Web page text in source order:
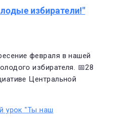
избиратели!"
февраля в нашей
избирателя. 📅28
Центральной